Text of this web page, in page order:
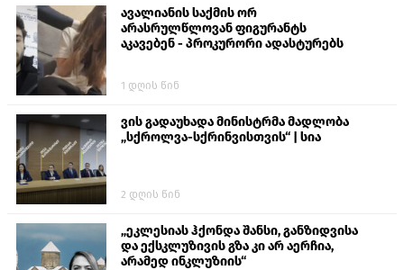
ავალიანის საქმის ორ
არასრულწლოვან ფიგურანტს
აკავებენ - პროკურორი ადასტურებს
1 დღის წინ
ვის გადაუხადა მინისტრმა მადლობა
„სქროლვა-სქრინვისთვის“ | სია
2 დღის წინ
„ეკლესიას ჰქონდა შანსი, განზიდვისა
და ექსკლუზივის გზა კი არ აერჩია,
არამედ ინკლუზიის“